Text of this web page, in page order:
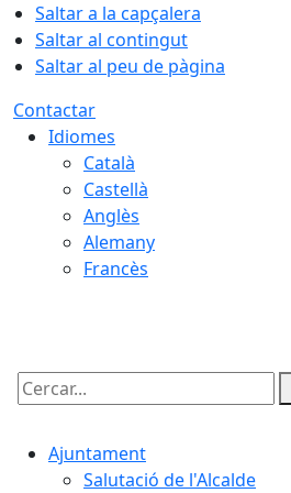
Saltar a la capçalera
Saltar al contingut
Saltar al peu de pàgina
Contactar
Idiomes
Català
Castellà
Anglès
Alemany
Francès
Cercar:
Ajuntament
Salutació de l'Alcalde